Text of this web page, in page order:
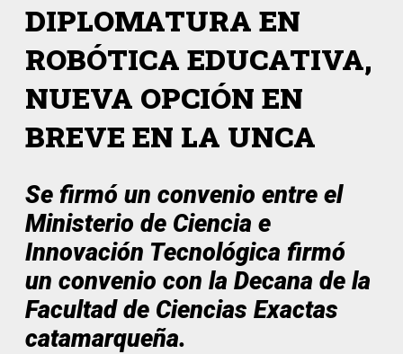
DIPLOMATURA EN
ROBÓTICA EDUCATIVA,
NUEVA OPCIÓN EN
BREVE EN LA UNCA
Se firmó un convenio entre el
Ministerio de Ciencia e
Innovación Tecnológica firmó
un convenio con la Decana de la
Facultad de Ciencias Exactas
catamarqueña.